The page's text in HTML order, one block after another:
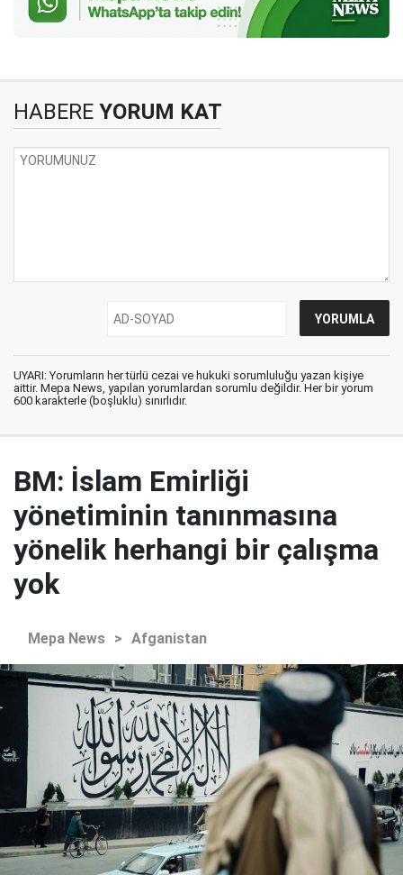
HABERE YORUM KAT
UYARI: Yorumların her türlü cezai ve hukuki sorumluluğu yazan kişiye
aittir. Mepa News, yapılan yorumlardan sorumlu değildir. Her bir yorum
600 karakterle (boşluklu) sınırlıdır.
BM: İslam Emirliği
yönetiminin tanınmasına
yönelik herhangi bir çalışma
yok
Mepa News > Afganistan